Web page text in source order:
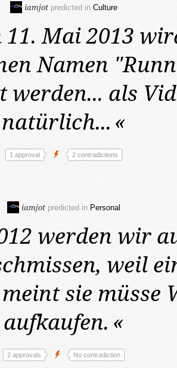
iamjot predicted in Culture
Mai 2013
Namen
werden... als
natürlich... «
1 approval 2 contradictions
iamjot predicted in Personal
werden wir
weil
sie müsse
aufkaufen. «
2 approvals No contradiction